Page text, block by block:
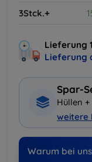
3Stck.+
Lieferung
Lieferung
Spar-
Hüllen
weitere
Warum bei